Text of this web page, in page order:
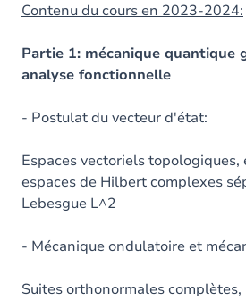
Contenu du cours en 2023-2024:
Partie 1: mécanique quantique
analyse fonctionnelle
- Postulat du vecteur d'état:
Espaces vectoriels topologiques,
espaces de Hilbert complexes
Lebesgue L^2
- Mécanique ondulatoire et
Suites orthonormales